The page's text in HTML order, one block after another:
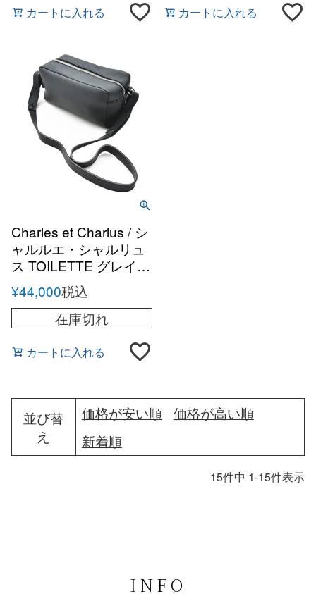
カートに入れる カートに入れる
Charles et Charlus / シ
ャルルエ・シャルリュ
ス TOILETTE グレイン
レザー ショルダーポー
チ
¥44,000税込
在庫切れ
カートに入れる
並び替
え
価格が安い順
価格が高い順
新着順
15件中 1-15件表示
INFO